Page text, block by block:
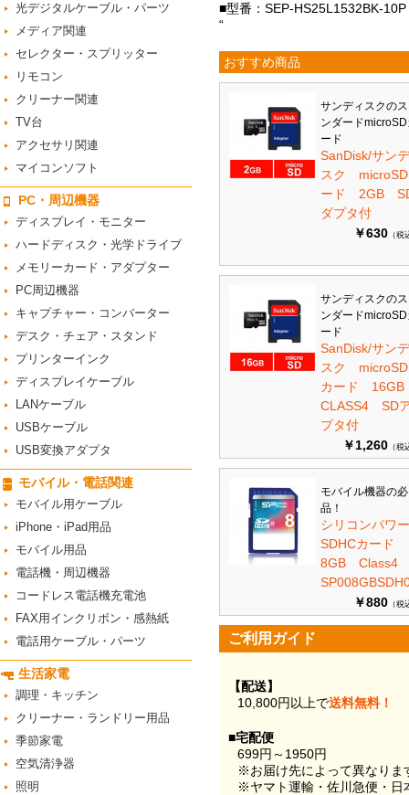
光デジタルケーブル・パーツ
メディア関連
セレクター・スプリッター
リモコン
クリーナー関連
TV台
アクセサリ関連
マイコンソフト
PC・周辺機器
ディスプレイ・モニター
ハードディスク・光学ドライブ
メモリーカード・アダプター
PC周辺機器
キャプチャー・コンバーター
デスク・チェア・スタンド
プリンターインク
ディスプレイケーブル
LANケーブル
USBケーブル
USB変換アダプタ
モバイル・電話関連
モバイル用ケーブル
iPhone・iPad用品
モバイル用品
電話機・周辺機器
コードレス電話機充電池
FAX用インクリボン・感熱紙
電話用ケーブル・パーツ
生活家電
調理・キッチン
クリーナー・ランドリー用品
季節家電
空気清浄器
照明
■型番：SEP-HS25L1532BK-10P
“
おすすめ商品
サンディスクの
ンダード
ード
SanDisk/サン
スク
ード 2GB
ダプタ付
￥630 （税
サンディスクの
ンダード
ード
SanDisk/サン
スク
カード
CLASS4 SD
プタ付
￥1,260 （税
モバイル機器の
品！
シリコンパ
SDHCカード
8GB
￥880 （税
ご利用ガイド
【配送】
10,800円以上で送料無料！
■宅配便
699円～1950円
※お届け先によって異なりま
※ヤマト運輸・佐川急便・日